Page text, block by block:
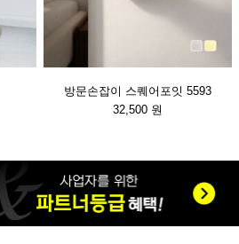
방문손잡이 스퀘어포잇 5593
32,500 원